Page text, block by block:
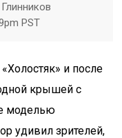
PST
и после
крышей с
моделью
удивил зрителей,